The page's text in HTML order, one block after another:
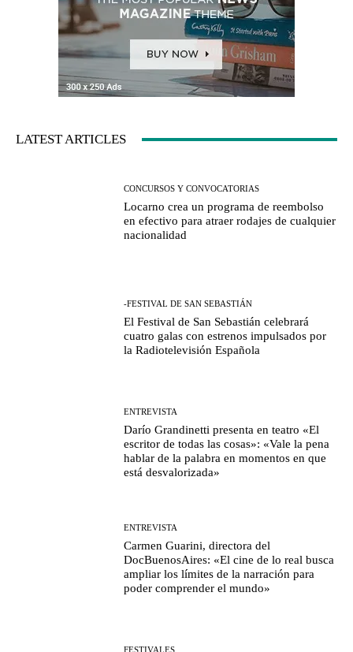
LATEST ARTICLES
CONCURSOS Y CONVOCATORIAS
Locarno crea un programa de reembolso
en efectivo para atraer rodajes de cualquier
nacionalidad
-FESTIVAL DE SAN SEBASTIÁN
El Festival de San Sebastián celebrará
cuatro galas con estrenos impulsados por
la Radiotelevisión Española
ENTREVISTA
Darío Grandinetti presenta en teatro «El
escritor de todas las cosas»: «Vale la pena
hablar de la palabra en momentos en que
está desvalorizada»
ENTREVISTA
Carmen Guarini, directora del
DocBuenosAires: «El cine de lo real busca
ampliar los límites de la narración para
poder comprender el mundo»
FESTIVALES